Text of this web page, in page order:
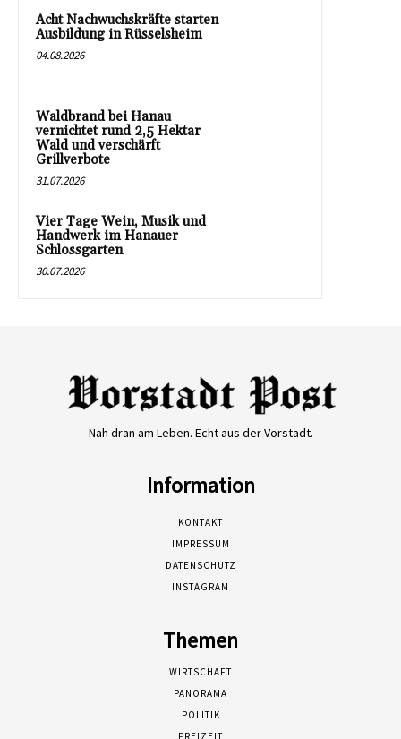
Acht Nachwuchskräfte starten
Ausbildung in Rüsselsheim
04.08.2026
Waldbrand bei Hanau
vernichtet rund 2,5 Hektar
Wald und verschärft
Grillverbote
31.07.2026
Vier Tage Wein, Musik und
Handwerk im Hanauer
Schlossgarten
30.07.2026
Nah dran am Leben. Echt aus der Vorstadt.
Information
KONTAKT
IMPRESSUM
DATENSCHUTZ
INSTAGRAM
Themen
WIRTSCHAFT
PANORAMA
POLITIK